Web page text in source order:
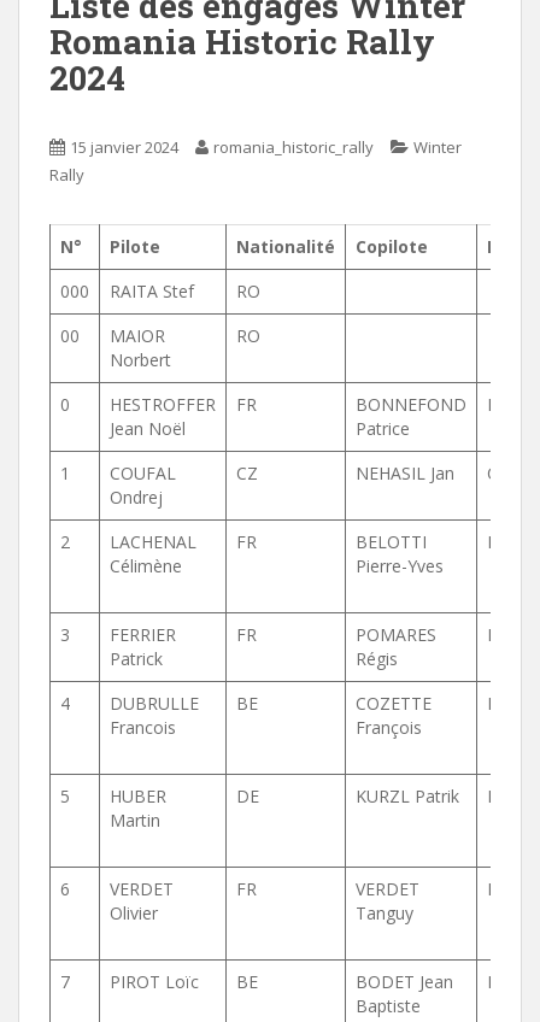
Romania Historic Rally
2024
15 janvier 2024 romania_historic_rally
Winter
Rally
N° Pilote Nationalité Copilote
000
RAITA Stef
RO
00
MAIOR
Norbert
RO
0
HESTROFFER
Jean Noël
FR
BONNEFOND
Patrice
FR
1
COUFAL
Ondrej
CZ NEHASIL Jan CZ
2
LACHENAL
Célimène
FR
BELOTTI
Pierre-Yves
FR
3
FERRIER
Patrick
FR
POMARES
Régis
FR
4
DUBRULLE
Francois
BE
COZETTE
François
BE
5
HUBER
Martin
DE KURZL Patrik DE
6
VERDET
Olivier
FR
VERDET
Tanguy
FR
7 PIROT Loïc BE
BODET Jean
Baptiste
BE